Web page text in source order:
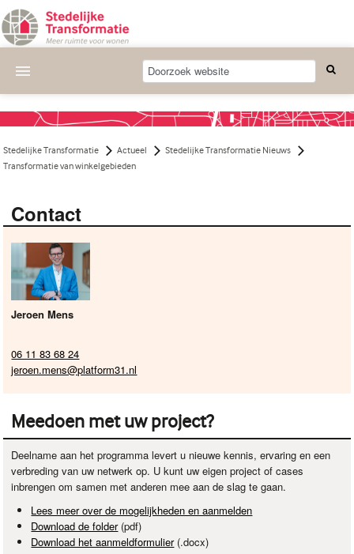
Deelnemende projecten
Bijeenkomsten
Publicaties
Nieuwsbrief
Stedelijke Transformatie Actueel
Stedelijke Transformatie Nieuws
Transformatie van winkelgebieden
Contact
Jeroen Mens
06 11 83 68 24
jeroen.mens@platform31.nl
Meedoen met uw project?
Deelname aan het programma levert u nieuwe kennis, ervaring en een
verbreding van uw netwerk op. U kunt uw eigen project of cases
inbrengen om samen met anderen mee aan de slag te gaan.
Lees meer over de mogelijkheden en aanmelden
Download de folder(pdf)
Download het aanmeldformulier(.docx)